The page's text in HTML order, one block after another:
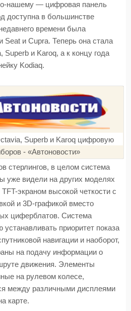
нашему — цифровая панель
доступна в большинстве
времени была
Seat и Cupra. Теперь она стала
Superb и Karoq, а к концу года
Kodiaq.
стерлингов, в целом система
уже видели на других моделях
экраном высокой четкости с
и 3D-графикой вместо
циферблатов. Система
устанавливать приоритет показа
навигации и наоборот,
на подачу информации о
движения. Элементы
на рулевом колесе,
между различными дисплеями
карте.